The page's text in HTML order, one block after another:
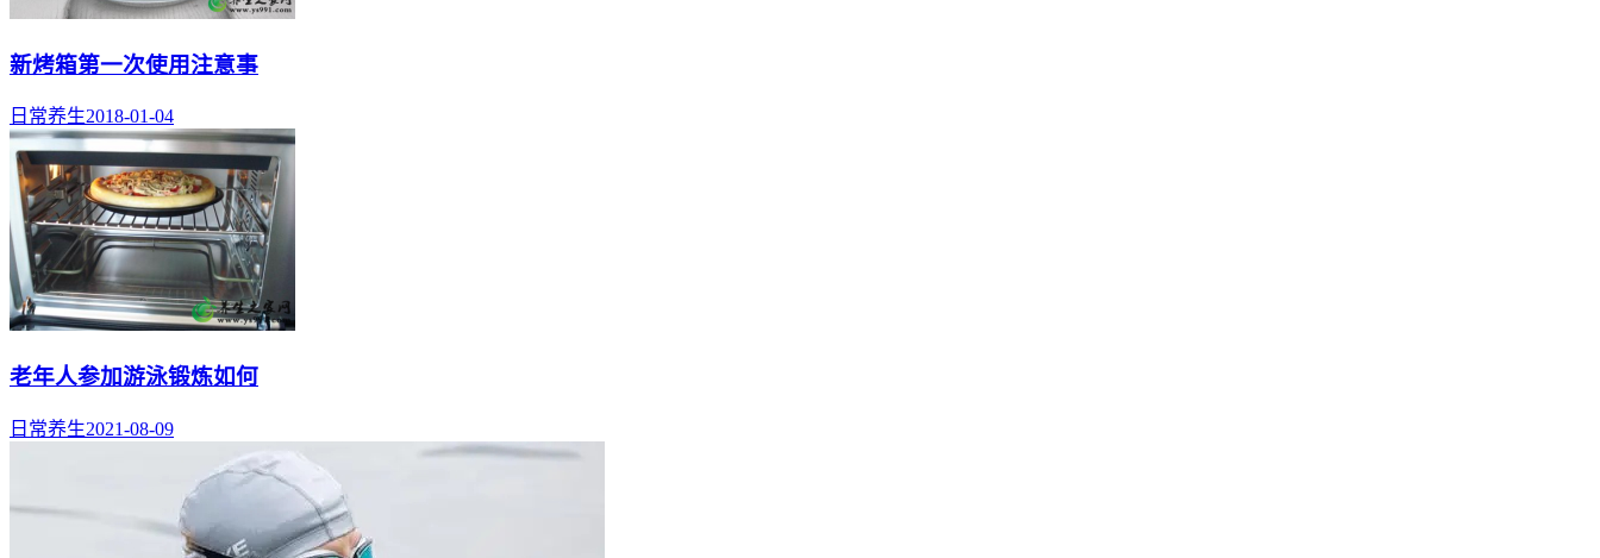
新烤箱第一次使用注意事
日常养生2018-01-04
老年人参加游泳锻炼如何
日常养生2021-08-09